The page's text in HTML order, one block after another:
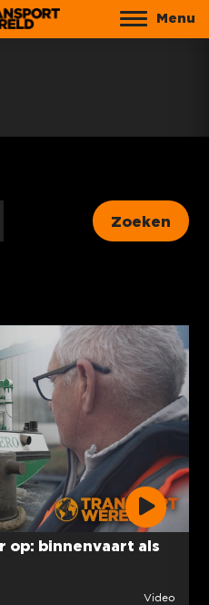
Menu
op: binnenvaart als
Video